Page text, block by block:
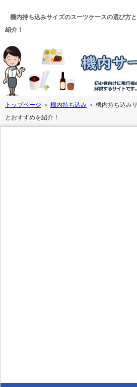
機内持ち込みサイズのスーツケースの選び方
紹介！
トップページ ＞ 機内持ち込み＞ 機内持ち込み
とおすすめを紹介！